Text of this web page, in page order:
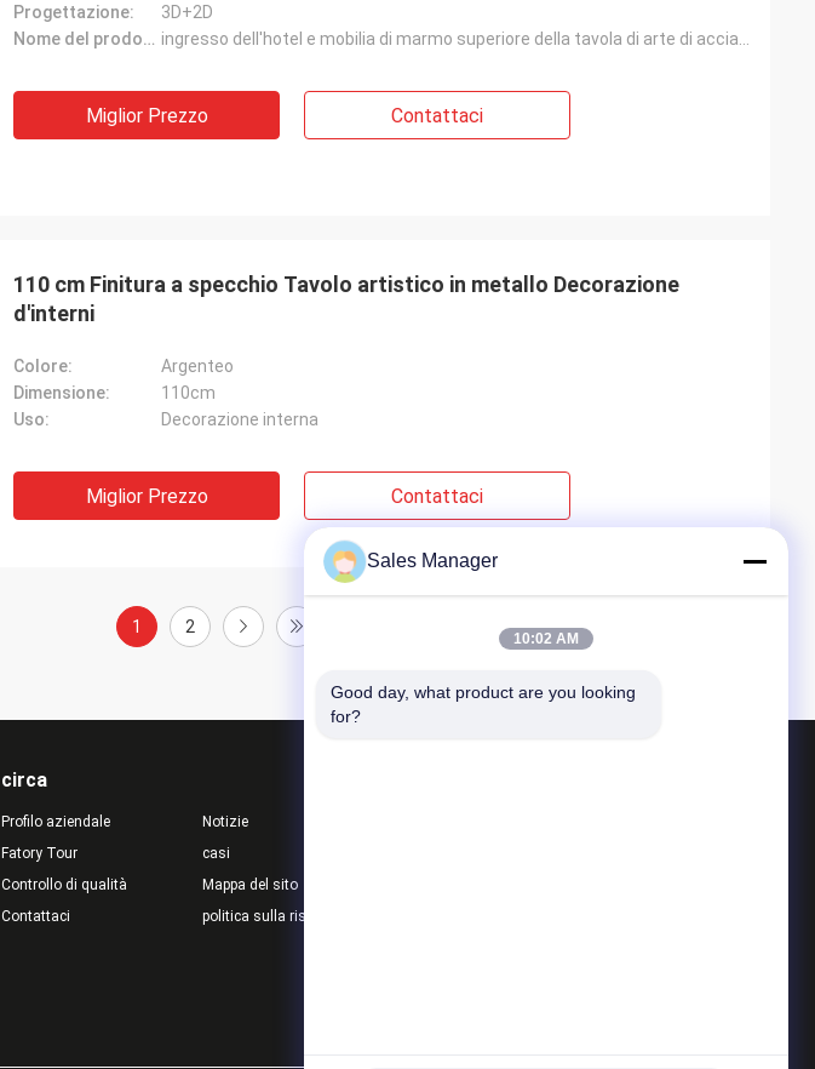
Progettazione:
3D+2D
Nome del prodotto:
Miglior Prezzo Contattaci
110 cm Finitura a specchio Tavolo artistico in metallo Decorazione
d'interni
Colore:
Argenteo
Dimensione:
110cm
Uso:
Decorazione interna
Miglior Prezzo Contattaci
1 2
circa
Profilo aziendale
Fatory Tour
Controllo di qualità
Contattaci
Notizie
casi
Mappa del sito
politica sulla riservatezza
Sales Manager
10:02 AM
Good day, what product are you looking
for?